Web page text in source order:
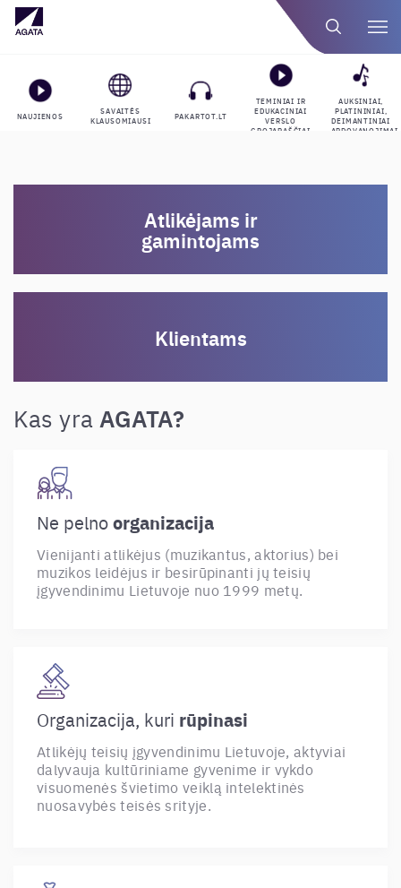
NAUJIENOS
SAVAITĖS
KLAUSOMIAUSI
PAKARTOT.LT
TEMINIAI IR
EDUKACINIAI
VERSLO
GROJARAŠČIAI
AUKSINIAI,
PLATININIAI,
DEIMANTINIAI
APDOVANOJIMAI
Atlikėjams ir
gamintojams
Klientams
Kas yra AGATA?
Ne pelnoorganizacija
Vienijanti atlikėjus (muzikantus, aktorius) bei
muzikos leidėjus ir besirūpinanti jų teisių
įgyvendinimu Lietuvoje nuo 1999 metų.
Organizacija, kuri rūpinasi
Atlikėjų teisių įgyvendinimu Lietuvoje, aktyviai
dalyvauja kultūriniame gyvenime ir vykdo
visuomenės švietimo veiklą intelektinės
nuosavybės teisės srityje.